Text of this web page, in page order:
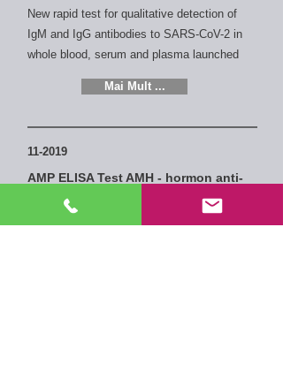
New rapid test for qualitative detection of
IgM and IgG antibodies to SARS-CoV-2 in
whole blood, serum and plasma launched
Mai Mult ...
11-2019
AMP ELISA Test AMH - hormon anti-
mullerian